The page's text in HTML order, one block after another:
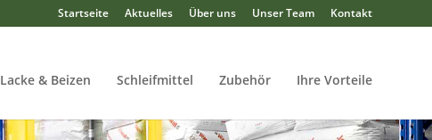
Startseite Aktuelles Über uns Unser Team Kontakt
Lacke & Beizen Schleifmittel Zubehör Ihre Vorteile